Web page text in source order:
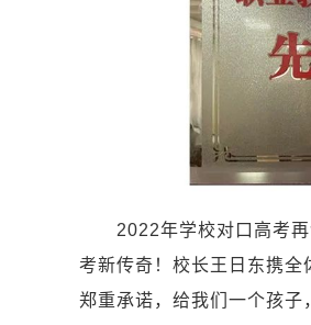
2022年学校对口高考再
考新传奇！校长王日东携
郑重承诺，给我们一个孩子